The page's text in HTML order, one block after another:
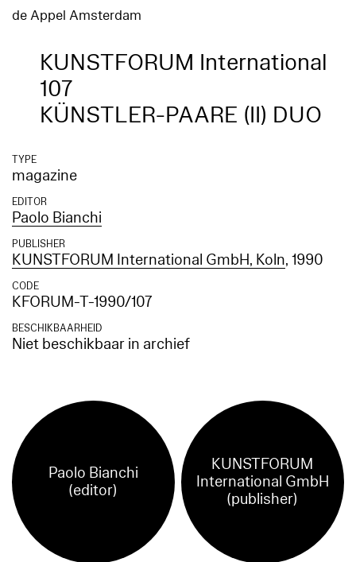
de Appel Amsterdam
KUNSTFORUM International
107
KÜNSTLER-PAARE (II) DUO
TYPE
magazine
EDITOR
Paolo Bianchi
PUBLISHER
KUNSTFORUM International GmbH, Koln, 1990
CODE
KFORUM-T-1990/107
BESCHIKBAARHEID
Niet beschikbaar in archief
Paolo Bianchi
(editor)
KUNSTFORUM
International GmbH
(publisher)